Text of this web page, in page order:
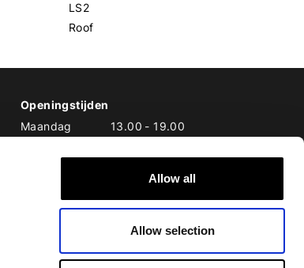
Allow all
Allow selection
LS2
Roof
Openingstijden
Maandag
13.00 - 19.00
Woensdag
10.00-19.00
-20.00
Zaterdag
10.00-17.00
10.00-17.00